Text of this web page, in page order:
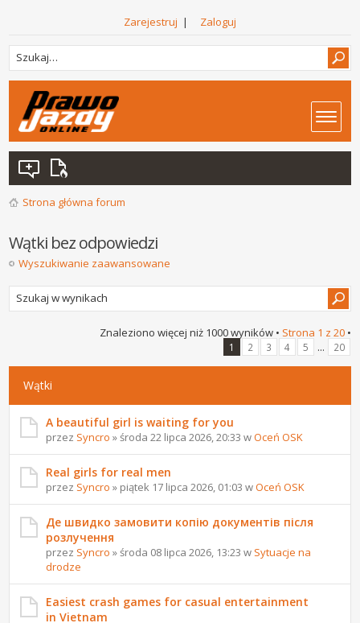
Zarejestruj | Zaloguj
Strona główna forum
Wątki bez odpowiedzi
Wyszukiwanie zaawansowane
Znaleziono więcej niż 1000 wyników • Strona 1 z 20•
1 2 3 4 5 ... 20
Wątki
A beautiful girl is waiting for you
przez Syncro » środa 22 lipca 2026, 20:33 wOceń OSK
Real girls for real men
przez Syncro » piątek 17 lipca 2026, 01:03 wOceń OSK
Де швидко замовити копію документів після
розлучення
przez Syncro » środa 08 lipca 2026, 13:23 w Sytuacje na
drodze
Easiest crash games for casual entertainment
in Vietnam